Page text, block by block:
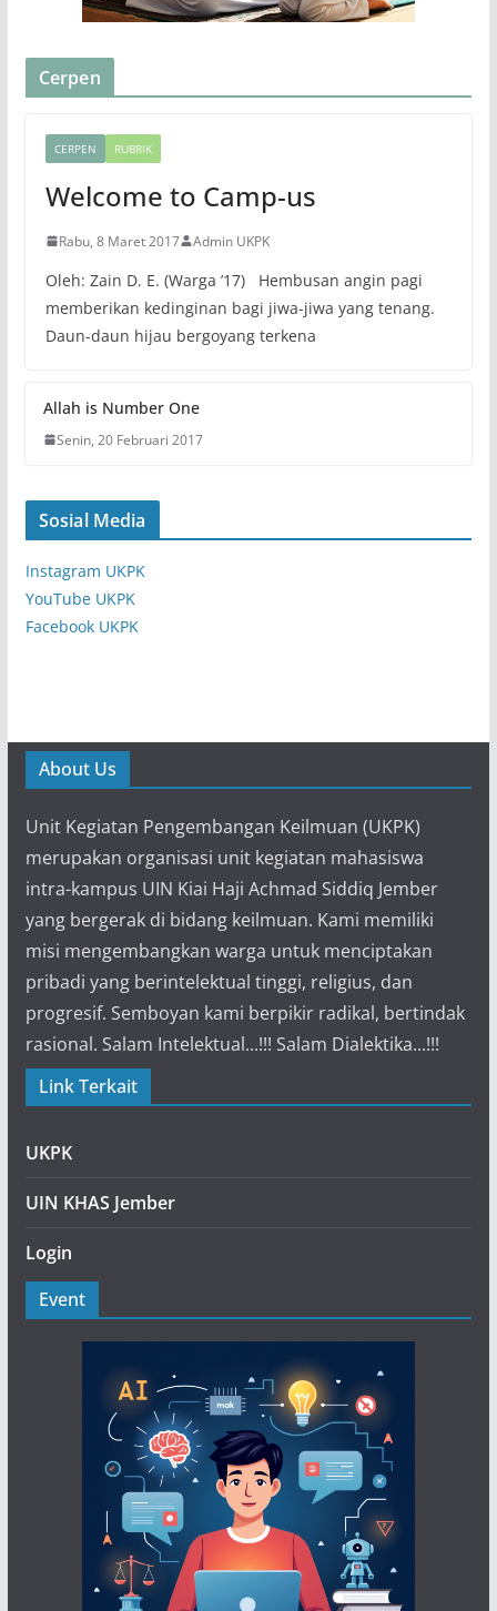
Cerpen
CERPEN RUBRIK
Welcome to Camp-us
Rabu, 8 Maret 2017 Admin UKPK
Oleh: Zain D. E. (Warga ’17) Hembusan angin pagi
memberikan kedinginan bagi jiwa-jiwa yang tenang.
Daun-daun hijau bergoyang terkena
Allah is Number One
Senin, 20 Februari 2017
Sosial Media
Instagram UKPK
YouTube UKPK
Facebook UKPK
About Us
Unit Kegiatan Pengembangan Keilmuan (UKPK)
merupakan organisasi unit kegiatan mahasiswa
intra-kampus UIN Kiai Haji Achmad Siddiq Jember
yang bergerak di bidang keilmuan. Kami memiliki
misi mengembangkan warga untuk menciptakan
pribadi yang berintelektual tinggi, religius, dan
progresif. Semboyan kami berpikir radikal, bertindak
rasional. Salam Intelektual...!!! Salam Dialektika...!!!
Link Terkait
UKPK
UIN KHAS Jember
Login
Event